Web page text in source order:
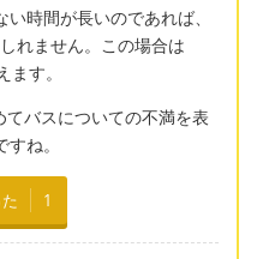
時間が長いのであれば、
れません。この場合は
す。
バスについての不満を表
ね。
1